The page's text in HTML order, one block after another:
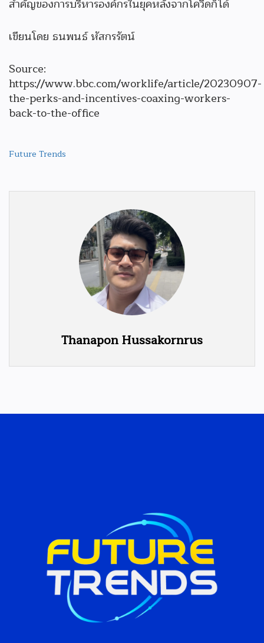
สำคัญของการบริหารองค์กรในยุคหลังจากโควิดก็ได้
เขียนโดย ธนพนธ์ หัสกรรัตน์
Source:
https://www.bbc.com/worklife/article/20230907-
the-perks-and-incentives-coaxing-workers-
back-to-the-office
Future Trends
Thanapon Hussakornrus